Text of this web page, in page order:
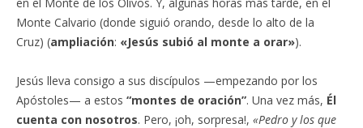
Monte Calvario (donde siguió orando, desde lo alto de la
Cruz) (ampliación: «Jesús subió al monte a orar»).
Jesús lleva consigo a sus discípulos —empezando por los
Apóstoles— a estos “montes de oración”. Una vez más, Él
cuenta con nosotros. Pero, ¡oh, sorpresa!, «Pedro y los que